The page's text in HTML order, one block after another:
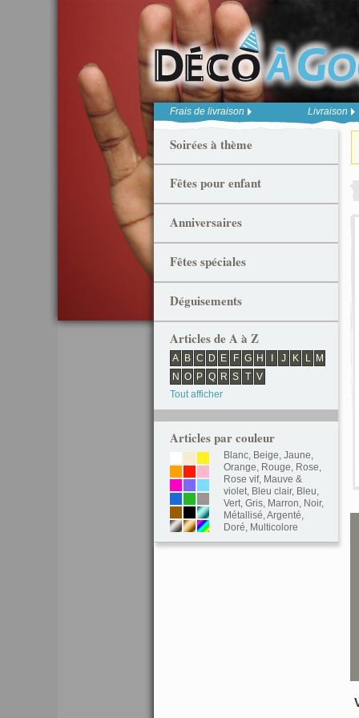
Frais de livraison Livraison
Soirées à thème
Fêtes pour enfant
Anniversaires
Fêtes spéciales
Déguisements
Articles de A à Z
A B C D E F G H J K L
M
N O P Q R S T V
Tout afficher
Articles par couleur
Blanc, Beige, Jaune,
Orange, Rouge, Rose,
Rose vif, Mauve &
violet, Bleu clair, Bleu,
Vert, Gris, Marron, Noir,
Métallisé,Argenté,
Doré, Multicolore